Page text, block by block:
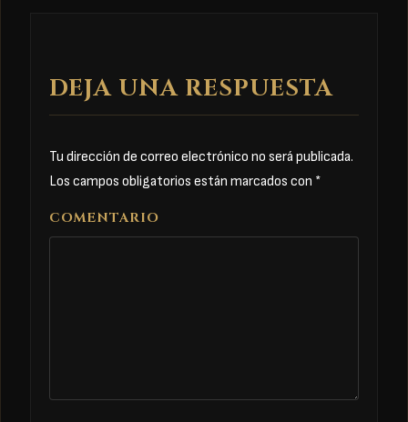
DEJA UNA RESPUESTA
Tu dirección de correo electrónico no será publicada.
Los campos obligatorios están marcados con *
COMENTARIO